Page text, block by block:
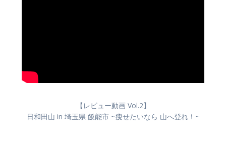
【レビュー動画 Vol.2】
日和田山 in 埼玉県 飯能市 ~痩せたいなら 山へ登れ！~